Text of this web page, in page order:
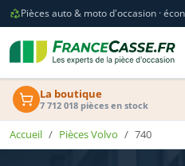
Pièces auto & moto d'occasion ·
La boutique
7 712 018 pièces en stock
Accueil Pièces Volvo 740